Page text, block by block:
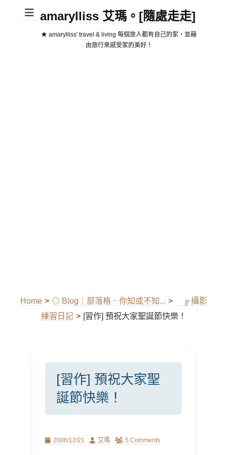
amarylliss 艾瑪。[隨處走走]
★ amarylliss' travel & living 每個旅人都有自己的家，並藉
由旅行來感受家的美好！
Home > ◎ Blog｜部落格．你知或不知... >
╔ 攝影
練習日記 > [習作] 預祝大家聖誕節快樂！
[習作] 預祝大家聖
誕節快樂！
Posted
2006/12/21 Author
艾瑪 5 Comments